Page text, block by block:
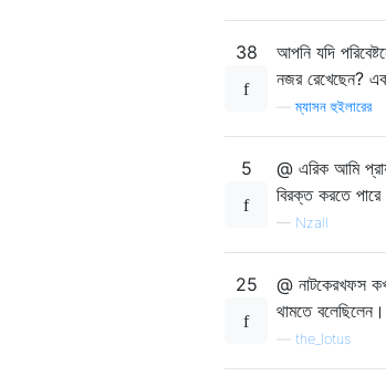
38
আপনি যদি
নজর রেখেছেন?
—ম্যাসন হুইলারের
5
@ এরিক আমি
বিরক্ত করতে
— Nzall
25
@ নাটকেরখফস
থামতে
the_lotus